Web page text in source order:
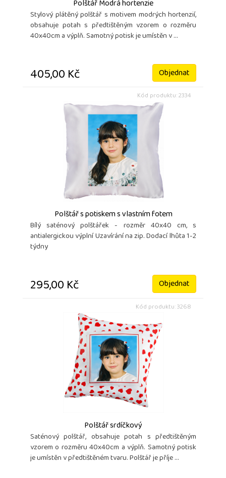
Polštář Modrá hortenzie
Stylový plátěný polštář s motivem modrých hortenzií,
obsahuje potah s předtištěným vzorem o rozměru
40x40cm a výplň. Samotný potisk je umístěn v ...
405,00 Kč Objednat
Kód produktu: 2334
Polštář s potiskem s vlastním fotem
Bílý saténový polštářek - rozměr 40x40 cm, s
antialergickou výplní Uzavírání na zip. Dodací lhůta 1-2
týdny
295,00 Kč Objednat
Kód produktu: 3268
Polštář srdíčkový
Saténový polštář, obsahuje potah s předtištěným
vzorem o rozměru 40x40cm a výplň. Samotný potisk
je umístěn v předtištěném tvaru. Polštář je příje ...